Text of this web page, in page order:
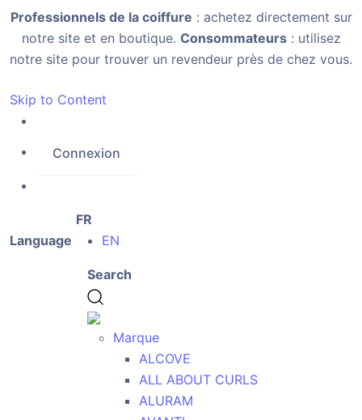
Professionnels de la coiffure : achetez directement sur
notre site et en boutique. Consommateurs: utilisez
notre site pour trouver un revendeur près de chez vous.
Skip to Content
Connexion
Language
FR
EN
Search
Marque
ALCOVE
ALL ABOUT CURLS
ALURAM